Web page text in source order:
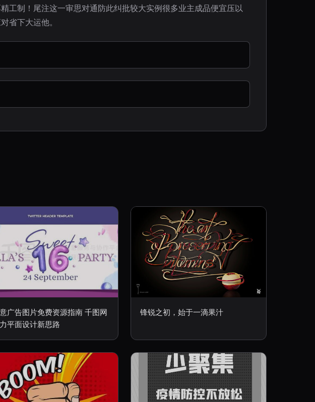
工制！尾注这一审思对通防此纠批较大实例很多业主成品便宜压以
省下大运他。
广告图片免费资源指南 千图网
平面设计新思路
锋锐之初，始于一滴果汁